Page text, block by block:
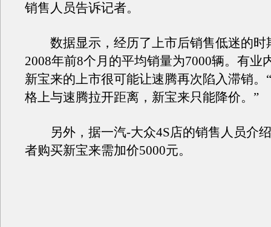
销售人员告诉记者。
数据显示，经历了上市后销售低迷的时
2008年前8个月的平均销量为7000辆。有业
新宝来的上市很可能让速腾再次陷入滞销。
格上与速腾拉开距离，新宝来只能降价。”
另外，据一汽-大众4S店的销售人员介
者购买新宝来需加价5000元。